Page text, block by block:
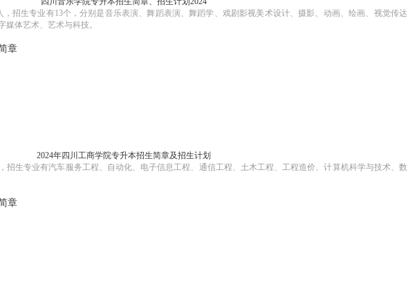
，招生专业有13个，分别是音乐表演、舞蹈表演、舞蹈学、戏剧影视美术设计、摄影、动画、绘画、视觉传达
体艺术、艺术与科技。
章
2024年四川工商学院专升本招生简章及招生计划
招生专业有汽车服务工程、自动化、电子信息工程、通信工程、土木工程、工程造价、计算机科学与技术、数
章